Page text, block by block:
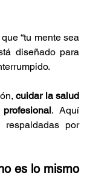
“tu mente sea
diseñado para
cuidar la salud
. Aquí
por
es lo mismo